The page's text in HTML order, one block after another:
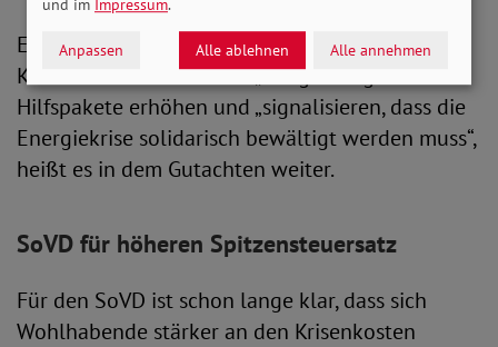
Eine stärkere Beteiligung von Reichen an den
Krisenkosten würden die „Zielgenauigkeit“ der
Hilfspakete erhöhen und „signalisieren, dass die
Energiekrise solidarisch bewältigt werden muss“,
heißt es in dem Gutachten weiter.
SoVD für höheren Spitzensteuersatz
Für den SoVD ist schon lange klar, dass sich
Wohlhabende stärker an den Krisenkosten
und im Impressum.
Anpassen Alle ablehnen Alle annehmen